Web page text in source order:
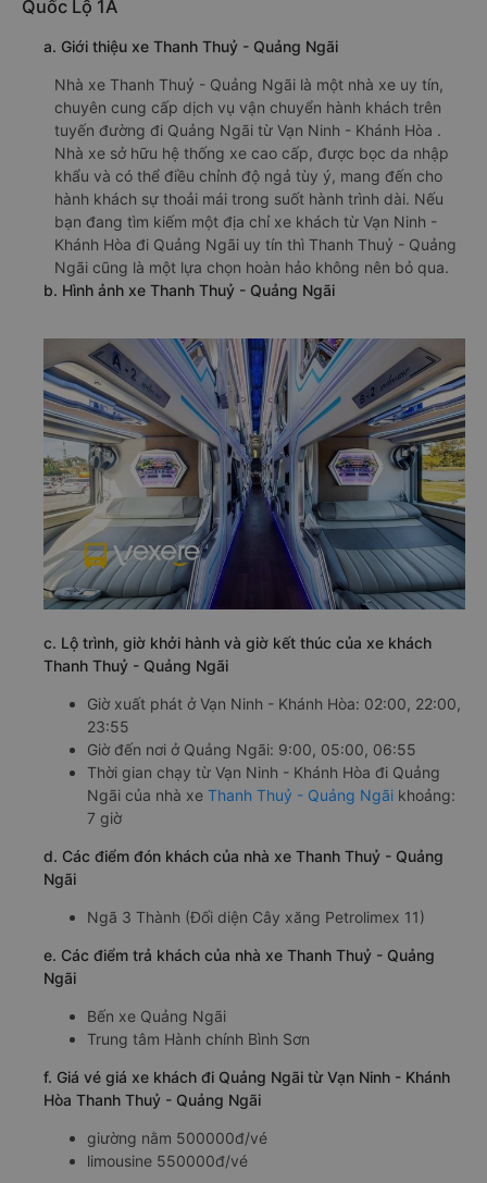
Quốc Lộ 1A
a. Giới thiệu xe Thanh Thuỷ - Quảng Ngãi
Nhà xe Thanh Thuỷ - Quảng Ngãi là một nhà xe uy tín,
chuyên cung cấp dịch vụ vận chuyển hành khách trên
tuyến đường đi Quảng Ngãi từ Vạn Ninh - Khánh Hòa .
Nhà xe sở hữu hệ thống xe cao cấp, được bọc da nhập
khẩu và có thể điều chỉnh độ ngả tùy ý, mang đến cho
hành khách sự thoải mái trong suốt hành trình dài. Nếu
bạn đang tìm kiếm một địa chỉ xe khách từ Vạn Ninh -
Khánh Hòa đi Quảng Ngãi uy tín thì Thanh Thuỷ - Quảng
Ngãi cũng là một lựa chọn hoàn hảo không nên bỏ qua.
b. Hình ảnh xe Thanh Thuỷ - Quảng Ngãi
c. Lộ trình, giờ khởi hành và giờ kết thúc của xe khách
Thanh Thuỷ - Quảng Ngãi
Giờ xuất phát ở Vạn Ninh - Khánh Hòa: 02:00, 22:00,
23:55
Giờ đến nơi ở Quảng Ngãi: 9:00, 05:00, 06:55
Thời gian chạy từ Vạn Ninh - Khánh Hòa đi Quảng
Ngãi của nhà xe Thanh Thuỷ - Quảng Ngãi khoảng:
7 giờ
d. Các điểm đón khách của nhà xe Thanh Thuỷ - Quảng
Ngãi
Ngã 3 Thành (Đối diện Cây xăng Petrolimex 11)
e. Các điểm trả khách của nhà xe Thanh Thuỷ - Quảng
Ngãi
Bến xe Quảng Ngãi
Trung tâm Hành chính Bình Sơn
f. Giá vé giá xe khách đi Quảng Ngãi từ Vạn Ninh - Khánh
Hòa Thanh Thuỷ - Quảng Ngãi
giường nằm 500000đ/vé
limousine 550000đ/vé